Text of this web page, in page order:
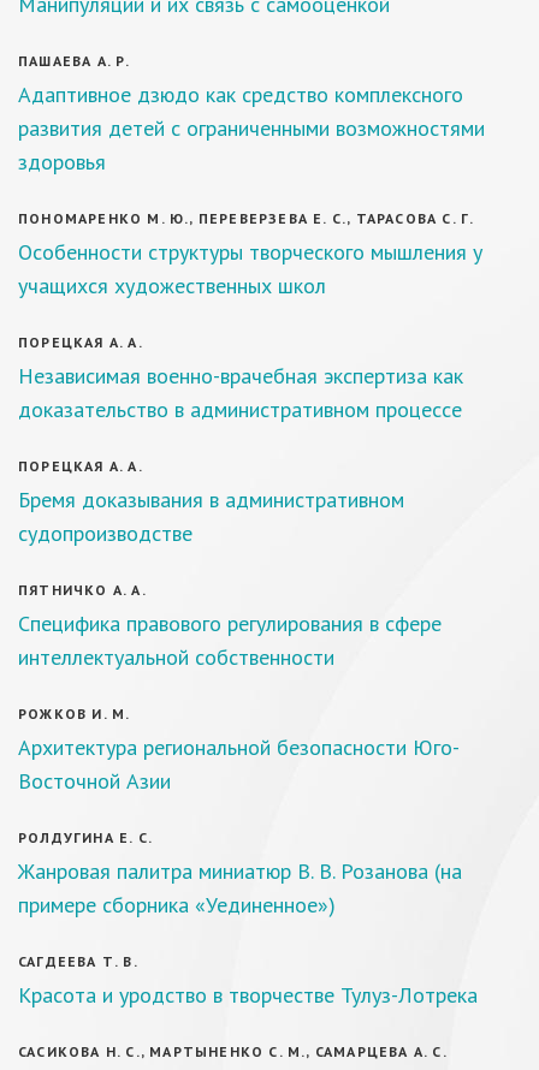
ПАШАЕВА А. Р.
Адаптивное дзюдо как средство комплексного
развития детей с ограниченными возможностями
здоровья
ПОНОМАРЕНКО М. Ю., ПЕРЕВЕРЗЕВА Е. С., ТАРАСОВА С. Г.
Особенности структуры творческого мышления у
учащихся художественных школ
ПОРЕЦКАЯ А. А.
Независимая военно-врачебная экспертиза как
доказательство в административном процессе
ПОРЕЦКАЯ А. А.
Бремя доказывания в административном
судопроизводстве
ПЯТНИЧКО А. А.
Специфика правового регулирования в сфере
интеллектуальной собственности
РОЖКОВ И. М.
Архитектура региональной безопасности Юго-
Восточной Азии
РОЛДУГИНА Е. С.
Жанровая палитра миниатюр В. В. Розанова (на
примере сборника «Уединенное»)
САГДЕЕВА Т. В.
Красота и уродство в творчестве Тулуз-Лотрека
САСИКОВА Н. С., МАРТЫНЕНКО С. М., САМАРЦЕВА А. С.